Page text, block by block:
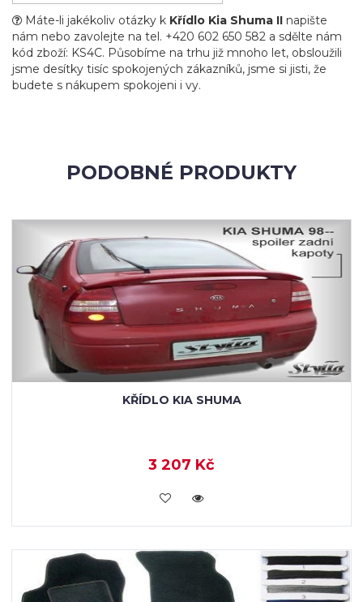
Máte-li jakékoliv otázky k Křídlo Kia Shuma II napište
nám nebo zavolejte na tel. +420 602 650 582 a sdělte nám
kód zboží: KS4C. Působíme na trhu již mnoho let, obsloužili
jsme desítky tisíc spokojených zákazníků, jsme si jisti, že
budete s nákupem spokojeni i vy.
PODOBNÉ PRODUKTY
KŘÍDLO KIA SHUMA
3 207 Kč
KOUPIT